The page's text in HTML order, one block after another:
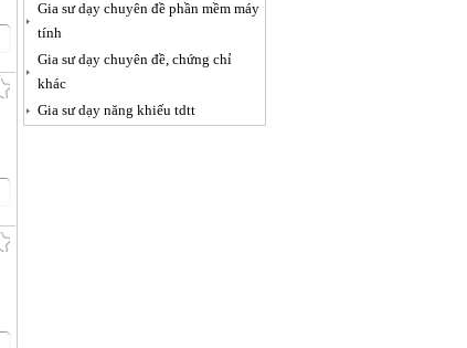
Gia sư dạy chuyên đề phần mềm máy
tính
Gia sư dạy chuyên đề, chứng chỉ
khác
Gia sư dạy năng khiếu tdtt